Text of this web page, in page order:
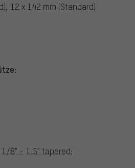
12 x 142 mm (Standard)
1/8" - 1,5" tapered: